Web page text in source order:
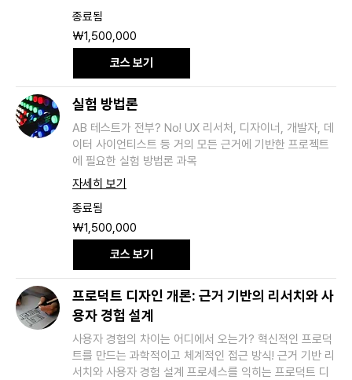
종료됨
1,500,000
대
원
₩1,500,000
코스 보기
실험 방법론
AB 테스트가 전부? No! UX 리서처, 디자이너, 개발자, 데
이터 사이언티스트 등 거의 모든 근거에 기반한 프로젝트
에 필요한 실험 방법론 과목
자세히 보기
종료됨
1,500,000
대
원
₩1,500,000
코스 보기
프로덕트 디자인 개론: 근거 기반의 리서치와 사
용자 경험 설계
사용자 경험의 차이는 어디에서 오는가? 혁신적인 프로덕
트를 만드는 과학적이고 체계적인 접근 방식! 근거 기반 리
서치와 사용자 경험 설계 프로세스를 익히는 프로덕트 디